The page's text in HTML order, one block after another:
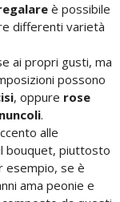
è possibile
differenti varietà
ai propri gusti, ma
possono
, oppure rose
.
alle
bouquet, piuttosto
esempio, se è
ama peonie e